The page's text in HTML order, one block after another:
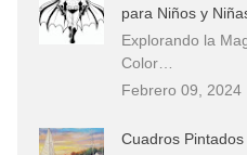
para Niños y
Explorando la
Color…
Febrero 09, 2024
Cuadros